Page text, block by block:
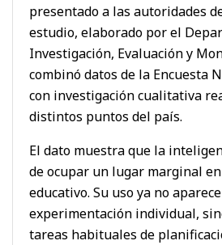
presentado a las autoridades
estudio, elaborado por el
Investigación, Evaluación y
combinó datos de la Encuesta
con investigación cualitativa
distintos puntos del país.
El dato muestra que la
de ocupar un lugar marginal
educativo. Su uso ya no
experimentación individual,
tareas habituales de